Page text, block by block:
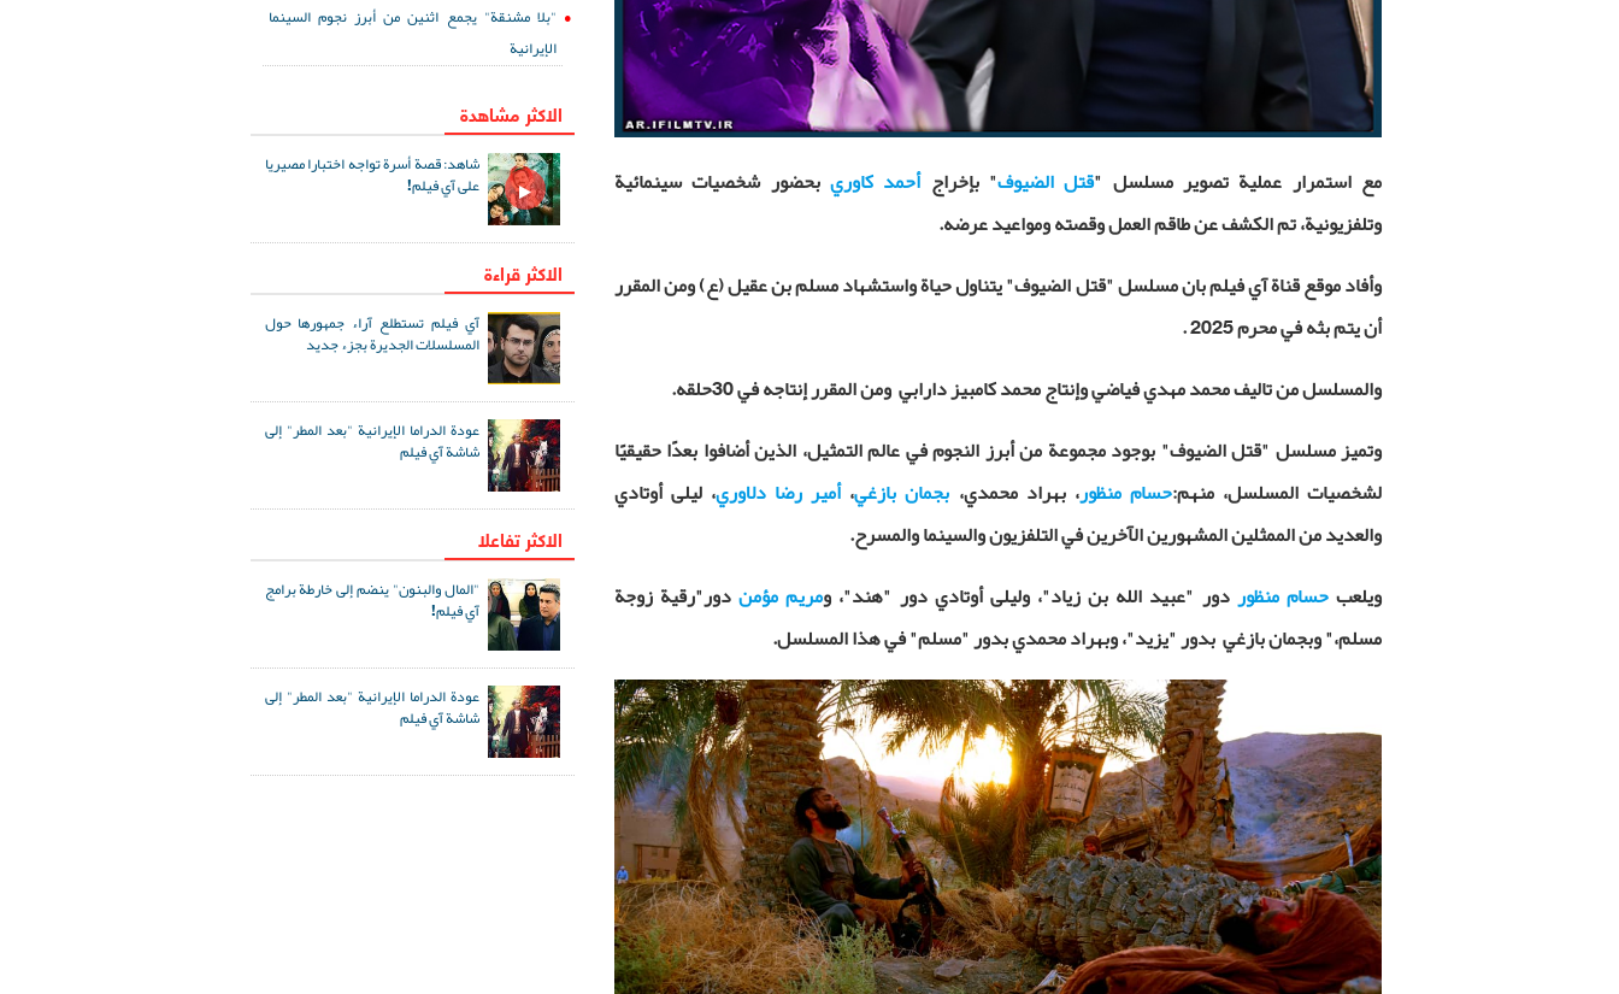
مع استمرار عملية تصوير مسلسل "قتل الضيوف" بإخراج أحمد كاوري بحضور شخصيات سينمائية
وتلفزيونية، تم الكشف عن طاقم العمل وقصته ومواعيد عرضه.
وأفاد موقع قناة آي فيلم بان مسلسل "قتل الضيوف" يتناول حياة واستشهاد مسلم بن عقيل (ع) ومن المقرر
أن يتم بثه في محرم 2025 .
والمسلسل من تاليف محمد مهدي فياضي وإنتاج محمد كامبيز دارابي ومن المقرر إنتاجه في 30حلقه.
وتميز مسلسل "قتل الضيوف" بوجود مجموعة من أبرز النجوم في عالم التمثيل، الذين أضافوا بعدًا حقيقيًا
لشخصيات المسلسل، منهم:حسام منظور، بهراد محمدي، بجمان بازغي،أمير رضا دلاوري، ليلى أوتادي
والعديد من الممثلين المشهورين الآخرين في التلفزيون والسينما والمسرح.
ويلعبحسام منظوردور "عبيد الله بن زياد"، وليلى أوتادي دور "هند"، ومريم مؤمندور"رقية زوجة
مسلم،" وبجمان بازغي بدور "يزيد"، وبهراد محمدي بدور "مسلم" في هذا المسلسل.
"بلا مشنقة" يجمع اثنين من أبرز نجوم السينما
الإيرانية
الاكثر مشاهدة
شاهد: قصة أسرة تواجه اختبارا مصيريا
على آي فيلم!
الاكثر قراءة
آي فيلم تستطلع آراء جمهورها حول
المسلسلات الجديرة بجزء جديد
عودة الدراما الإيرانية "بعد المطر" إلى
شاشة آي فيلم
الاکثر تفاعلا
"المال والبنون" ينضم إلى خارطة برامج
آي فيلم!
عودة الدراما الإيرانية "بعد المطر" إلى
شاشة آي فيلم